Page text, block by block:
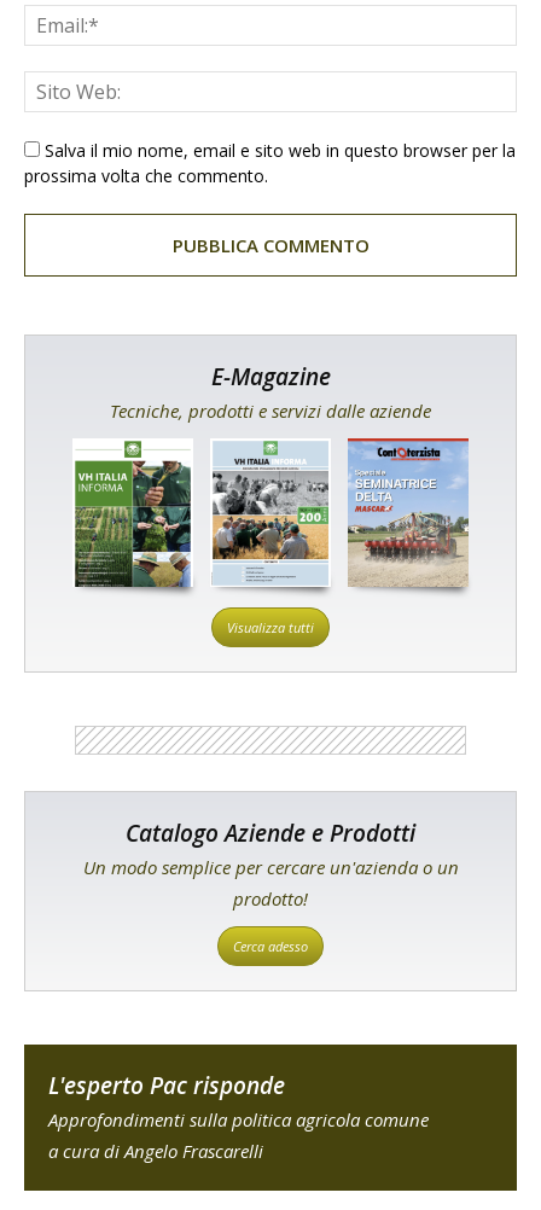
Salva il mio nome, email e sito web in questo browser per la
prossima volta che commento.
E-Magazine
Tecniche, prodotti e servizi dalle aziende
Visualizza tutti
Catalogo Aziende e Prodotti
Un modo semplice per cercare un'azienda o un
prodotto!
Cerca adesso
L'esperto Pac risponde
Approfondimenti sulla politica agricola comune
a cura di Angelo Frascarelli